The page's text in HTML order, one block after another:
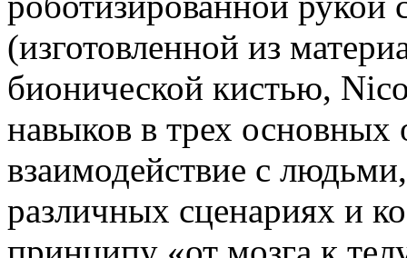
(изготовленной из
бионической кистью,
навыков в трех основных
взаимодействие с
различных сценариях и